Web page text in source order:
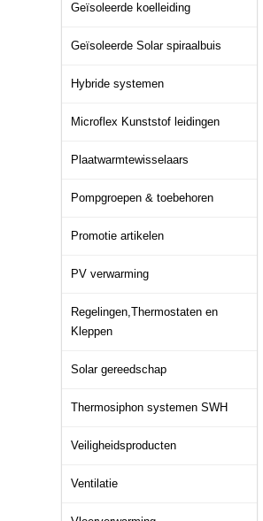
Geïsoleerde koelleiding
Geïsoleerde Solar spiraalbuis
Hybride systemen
Microflex Kunststof leidingen
Plaatwarmtewisselaars
Pompgroepen & toebehoren
Promotie artikelen
PV verwarming
Regelingen,Thermostaten en
Kleppen
Solar gereedschap
Thermosiphon systemen SWH
Veiligheidsproducten
Ventilatie